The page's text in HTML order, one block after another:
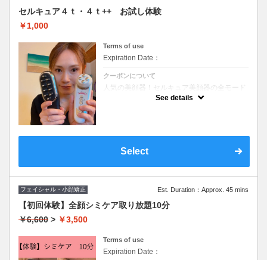
セルキュア４ｔ・４ｔ++ お試し体験
￥1,000
Terms of use
Expiration Date：
クーポンについて
人気の美顔器！セルキュア美顔器の全モード
のお試しが出来ます★フェイシャルやボデ
ィ、バストアップ、肩こり、首コリなどもお
See details
Select
フェイシャル・小顔矯正 Est. Duration：Approx. 45 mins
【初回体験】全顔シミケア取り放題10分
￥6,600 > ￥3,500
Terms of use
Expiration Date：